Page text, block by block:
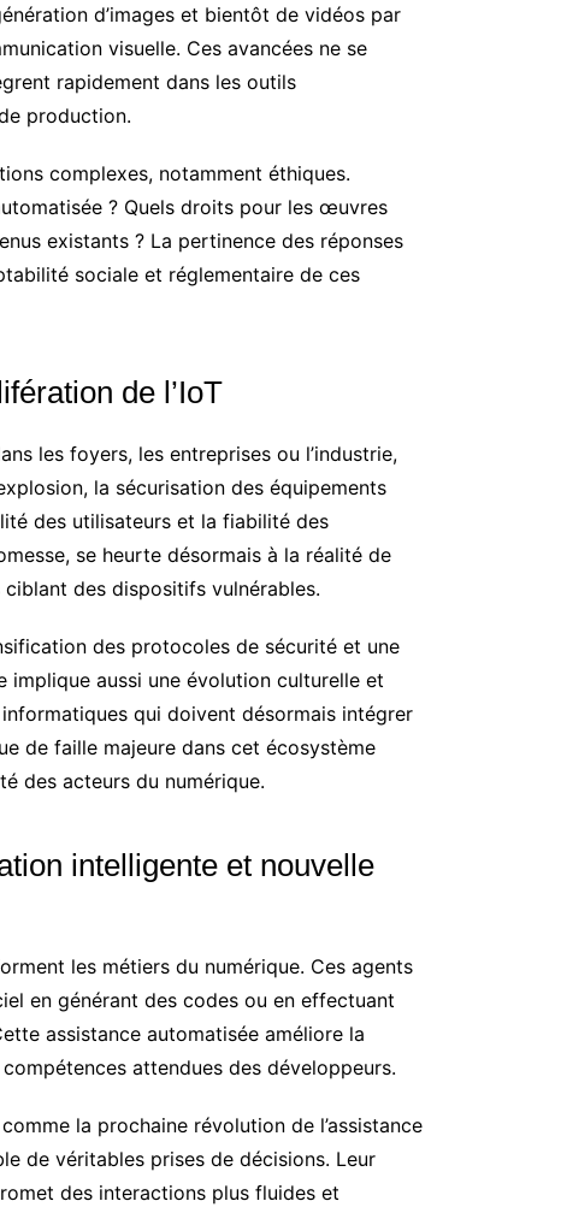
d’images et bientôt de vidéos par
visuelle. Ces avancées ne se
rapidement dans les outils
production.
complexes, notamment éthiques.
? Quels droits pour les œuvres
existants ? La pertinence des réponses
sociale et réglementaire de ces
de l’IoT
les foyers, les entreprises ou l’industrie,
la sécurisation des équipements
des utilisateurs et la fiabilité des
se heurte désormais à la réalité de
des dispositifs vulnérables.
des protocoles de sécurité et une
implique aussi une évolution culturelle et
qui doivent désormais intégrer
de faille majeure dans cet écosystème
des acteurs du numérique.
intelligente et nouvelle
les métiers du numérique. Ces agents
en générant des codes ou en effectuant
assistance automatisée améliore la
attendues des développeurs.
la prochaine révolution de l’assistance
de véritables prises de décisions. Leur
des interactions plus fluides et